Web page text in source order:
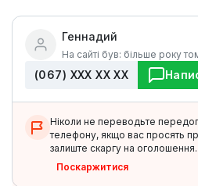
Геннадий
На сайті був: більше року
(067) ХХХ ХХ ХХ
Ніколи не переводьте
телефону, якщо вас просять
залиште скаргу на оголошення.
Поскаржитися